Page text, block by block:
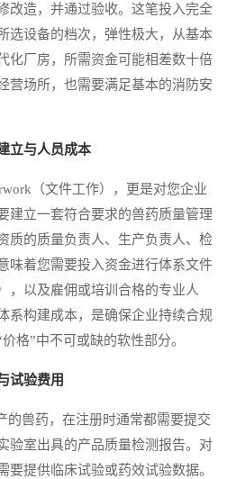
改造，并通过验收。这笔投入完全
选设备的档次，弹性极大，从基本
化厂房，所需资金可能相差数十倍
营场所，也需要满足基本的消防安
立与人员成本
（文件工作），更是对您企业
建立一套符合要求的兽药质量管理
质的质量负责人、生产负责人、检
味着您需要投入资金进行体系文件
，以及雇佣或培训合格的专业人
系构建成本，是确保企业持续合规
格”中不可或缺的软性部分。
试验费用
兽药，在注册时通常都需要提交
验室出具的产品质量检测报告。对
要提供临床试验或药效试验数据。